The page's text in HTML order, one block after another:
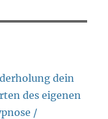
dein
des eigenen
/